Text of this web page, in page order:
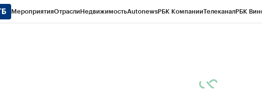
МероприятияОтраслиНедвижимостьAutonewsРБК КомпанииТелеканалРБК